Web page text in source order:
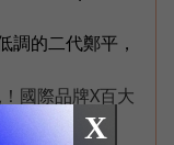
調的二代鄭平，
國際品牌X百大
長力
X